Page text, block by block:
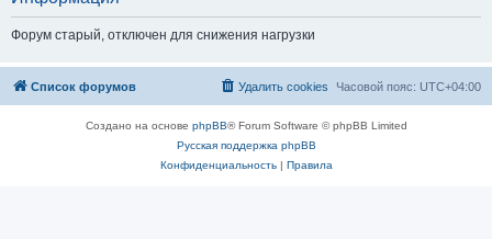
Форум старый, отключен для снижения нагрузки
Список форумов Часовой пояс: UTC+04:00
Удалить cookies
Создано на основе phpBB® Forum Software © phpBB Limited
Русская поддержка phpBB
Конфиденциальность| Правила